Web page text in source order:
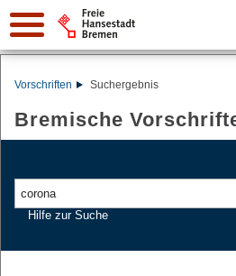
Vorschriften Suchergebnis
Bremische
Hilfe zur Suche